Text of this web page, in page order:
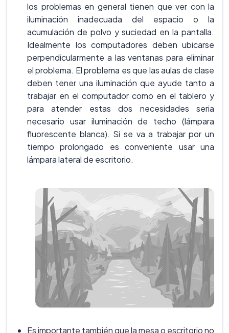
los problemas en general tienen que ver con la
iluminación inadecuada del espacio o la
acumulación de polvo y suciedad en la pantalla.
Idealmente los computadores deben ubicarse
perpendicularmente a las ventanas para eliminar
el problema. El problema es que las aulas de clase
deben tener una iluminación que ayude tanto a
trabajar en el computador como en el tablero y
para atender estas dos necesidades seria
necesario usar iluminación de techo (lámpara
fluorescente blanca). Si se va a trabajar por un
tiempo prolongado es conveniente usar una
lámpara lateral de escritorio.
Es importante también que la mesa o escritorio no